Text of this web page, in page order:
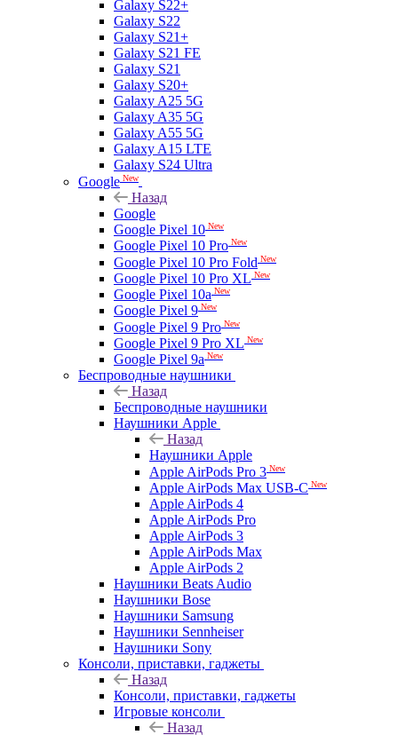
Galaxy S22+
Galaxy S22
Galaxy S21+
Galaxy S21 FE
Galaxy S21
Galaxy S20+
Galaxy A25 5G
Galaxy A35 5G
Galaxy A55 5G
Galaxy A15 LTE
Galaxy S24 Ultra
Google New
Назад
Google
Google Pixel 10 New
Google Pixel 10 Pro New
Google Pixel 10 Pro Fold New
Google Pixel 10 Pro XL New
Google Pixel 10a New
Google Pixel 9 New
Google Pixel 9 Pro New
Google Pixel 9 Pro XL New
Google Pixel 9a New
Беспроводные наушники
Назад
Беспроводные наушники
Наушники Apple
Назад
Наушники Apple
Apple AirPods Pro 3 New
Apple AirPods Max USB-C New
Apple AirPods 4
Apple AirPods Pro
Apple AirPods 3
Apple AirPods Max
Apple AirPods 2
Наушники Beats Audio
Наушники Bose
Наушники Samsung
Наушники Sennheiser
Наушники Sony
Консоли, приставки, гаджеты
Назад
Консоли, приставки, гаджеты
Игровые консоли
Назад